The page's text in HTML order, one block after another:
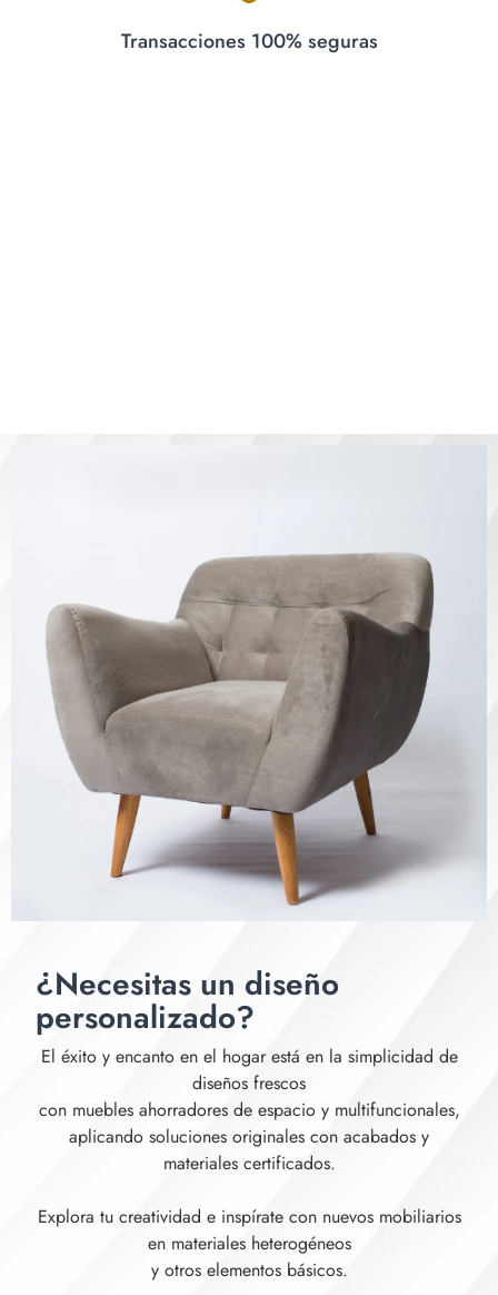
Transacciones 100% seguras
¿Necesitas un diseño
personalizado?
El éxito y encanto en el hogar está en la simplicidad de
diseños frescos
con muebles ahorradores de espacio y multifuncionales,
aplicando soluciones originales con acabados y
materiales certificados.
Explora tu creatividad e inspírate con nuevos mobiliarios
en materiales heterogéneos
y otros elementos básicos.